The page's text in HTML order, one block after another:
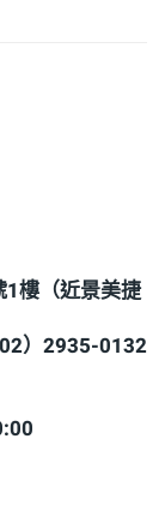
樓（近景美捷
）2935-0132